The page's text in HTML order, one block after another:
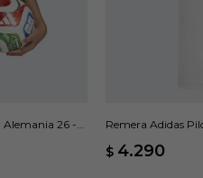
Alemania 26 -
Remera Adidas
$ 4.290